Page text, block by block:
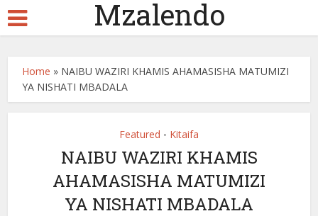
Mzalendo
Home » NAIBU WAZIRI KHAMIS AHAMASISHA MATUMIZI
YA NISHATI MBADALA
Featured • Kitaifa
NAIBU WAZIRI KHAMIS
AHAMASISHA MATUMIZI
YA NISHATI MBADALA